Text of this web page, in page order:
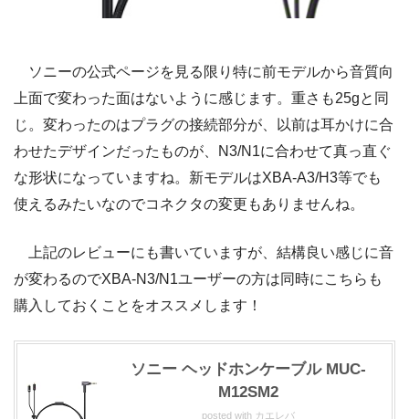
ソニーの公式ページを見る限り特に前モデルから音質向
上面で変わった面はないように感じます。重さも25gと同
じ。変わったのはプラグの接続部分が、以前は耳かけに合
わせたデザインだったものが、N3/N1に合わせて真っ直ぐ
な形状になっていますね。新モデルはXBA-A3/H3等でも
使えるみたいなのでコネクタの変更もありませんね。
上記のレビューにも書いていますが、結構良い感じに音
が変わるのでXBA-N3/N1ユーザーの方は同時にこちらも
購入しておくことをオススメします！
ソニー ヘッドホンケーブル MUC-
M12SM2
posted with カエレバ